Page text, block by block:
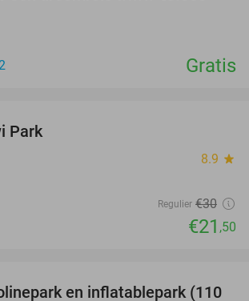
Gratis
Park
8.9 star
Regulier €30
€21 ,50
en inflatablepark (110